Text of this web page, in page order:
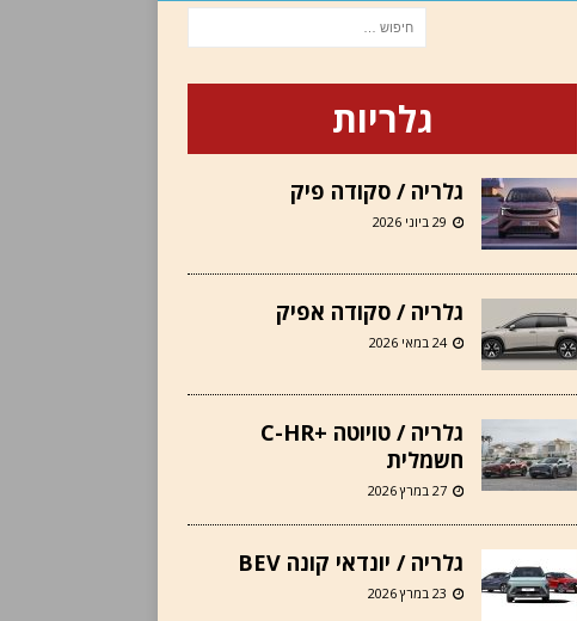
גלריות
גלריה / סקודה פיק
29 ביוני 2026
גלריה / סקודה אפיק
24 במאי 2026
גלריה / טויוטה +C-HR
חשמלית
27 במרץ 2026
גלריה / יונדאי קונה BEV
23 במרץ 2026